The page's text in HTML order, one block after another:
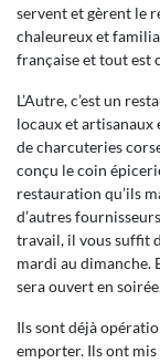
servent et gèrent le
chaleureux et
française et tout est
L’Autre, c’est un
locaux et artisanaux
de charcuteries
conçu le coin
restauration qu’ils
d’autres
travail, il vous suffit
mardi au dimanche.
sera ouvert en
Ils sont déjà
emporter. Ils ont mis